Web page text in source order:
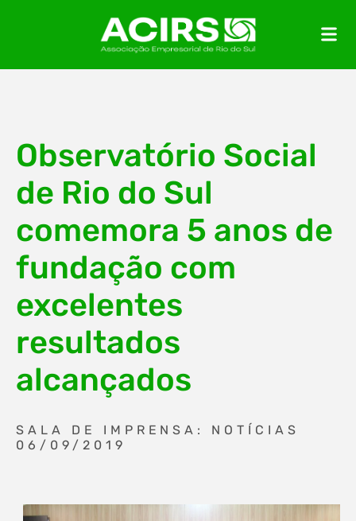
Observatório Social
de Rio do Sul
comemora 5 anos de
fundação com
excelentes
resultados
alcançados
SALA DE IMPRENSA: NOTÍCIAS
06/09/2019